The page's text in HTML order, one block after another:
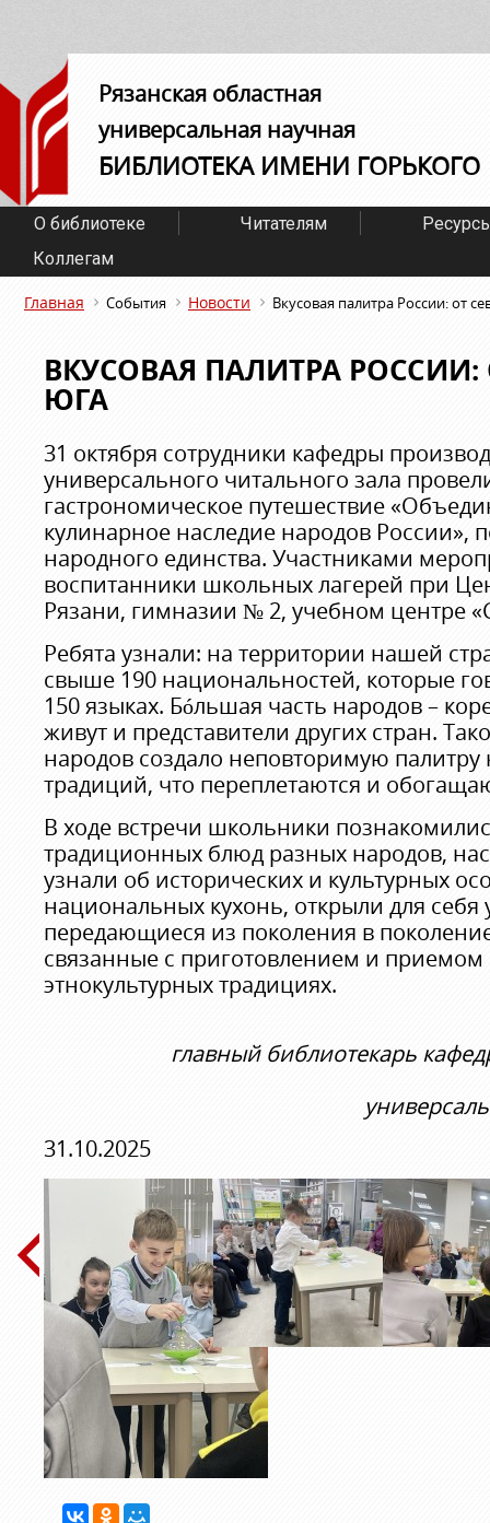
Рязанская областная
универсальная научная
БИБЛИОТЕКА ИМЕНИ ГОРЬКОГО
О библиотеке Читателям
Коллегам
Главная События Новости Вкусовая палитра России: от
ВКУСОВАЯ ПАЛИТРА РОССИИ:
ЮГА
31 октября сотрудники кафедры
универсального читального зала
гастрономическое путешествие
кулинарное наследие народов
народного единства. Участниками
воспитанники школьных лагерей при
Рязани, гимназии № 2, учебном центре
Ребята узнали: на территории нашей
свыше 190 национальностей, которые
150 языках. Бóльшая часть народов –
живут и представители других стран.
народов создало неповторимую палитру
традиций, что переплетаются и
В ходе встречи школьники
традиционных блюд разных народов,
узнали об исторических и культурных
национальных кухонь, открыли для
передающиеся из поколения в
связанные с приготовлением и
этнокультурных традициях.
главный библиотекарь
31.10.2025